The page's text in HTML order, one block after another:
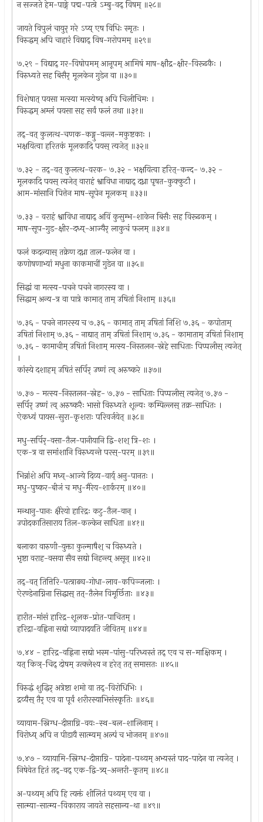
न सज्जते हेम-पाङ्गे पद्म-पत्त्रे ऽम्बु-वद् विषम् ॥२८॥
जायते विपुलं चायुर् गरे ऽप्य् एष विधिः स्मृतः ।
विरुद्धम् अपि चाहारं विद्याद् विष-गरोपमम् ॥२९॥
७.२९ - विद्याद् गर-विषोपमम् आनूपम् आमिषं माष-क्षौद्र-क्षीर-विरूढकैः ।
विरुध्यते सह बिसैर् मूलकेन गुडेन वा ॥३०॥
विशेषात् पयसा मत्स्या मत्स्येष्व् अपि चिलीचिमः ।
विरुद्धम् अम्लं पयसा सह सर्वं फलं तथा ॥३१॥
तद्-वत् कुलत्थ-चणक-कङ्गु-वल्ल-मकुष्टकाः ।
भक्षयित्वा हरितकं मूलकादि पयस् त्यजेत् ॥३२॥
७.३२ - तद्-वत् कुलत्थ-वरक- ७.३२ - भक्षयित्वा हरित्-कन्द- ७.३२ -
मूलकादि पयस् त्यजेत् वाराहं श्वाविधा नाद्याद् दध्ना पृषत-कुक्कुटौ ।
आम-मांसानि पित्तेन माष-सूपेन मूलकम् ॥३३॥
७.३३ - वराहं श्वाविधा नाद्याद् अविं कुसुम्भ-शाकेन बिसैः सह विरूढकम् ।
माष-सूप-गुड-क्षीर-दध्य्-आज्यैर् लाकुचं फलम् ॥३४॥
फलं कदल्यास् तक्रेण दध्ना ताल-फलेन वा ।
कणोषणाभ्यां मधुना काकमाचीं गुडेन वा ॥३५॥
सिद्धां वा मत्स्य-पचने पचने नागरस्य वा ।
सिद्धाम् अन्य-त्र वा पात्रे कामात् ताम् उषितां निशाम् ॥३६॥
७.३६ - पचने नागरस्य च ७.३६ - कामात् ताम् उषितां निशि ७.३६ - कपोताम्
उषितां निशाम् ७.३६ - नाद्यात् ताम् उषितां निशाम् ७.३६ - कामाताम् उषितां निशाम्
७.३६ - कामाचीम् उषितां निशाम् मत्स्य-निस्तलन-स्नेहे साधिताः पिप्पलीस् त्यजेत्
।
कांस्ये दशाहम् उषितं सर्पिर् उष्णं त्व् अरुष्करे ॥३७॥
७.३७ - मत्स्य-निस्तलन-स्नेह- ७.३७ - साधिताः पिप्पलीस् त्यजेत् ७.३७ -
सर्पिर् उष्णं त्व् अरुष्करैः भासो विरुध्यते शूल्यः कम्पिल्लस् तक्र-साधितः ।
ऐकध्यं पायस-सुरा-कृशराः परिवर्जयेत् ॥३८॥
मधु-सर्पिर्-वसा-तैल-पानीयानि द्वि-शश् त्रि-शः ।
एक-त्र वा समांशानि विरुध्यन्ते परस्-परम् ॥३९॥
भिन्नांशे अपि मध्व्-आज्ये दिव्य-वार्य् अनु-पानतः ।
मधु-पुष्कर-बीजं च मधु-मैरेय-शार्करम् ॥४०॥
मन्थानु-पानः क्षैरेयो हारिद्रः कटु-तैल-वान् ।
उपोदकातिसाराय तिल-कल्केन साधिता ॥४१॥
बलाका वारुणी-युक्ता कुल्माषैश् च विरुध्यते ।
भृष्टा वराह-वसया सैव सद्यो निहन्त्य् असून् ॥४२॥
तद्-वत् तित्तिरि-पत्त्राढ्य-गोधा-लाव-कपिञ्जलाः ।
ऐरण्डेनाग्निना सिद्धास् तत्-तैलेन विमूर्छिताः ॥४३॥
हारीत-मांसं हारिद्र-शूलक-प्रोत-पाचितम् ।
हरिद्रा-वह्निना सद्यो व्यापादयति जीवितम् ॥४४॥
७.४४ - हारिद्र-वह्निना सद्यो भस्म-पांसु-परिध्वस्तं तद् एव च स-माक्षिकम् ।
यत् किञ्-चिद् दोषम् उत्क्लेश्य न हरेत् तत् समासतः ॥४५॥
विरुद्धं शुद्धिर् अत्रेष्टा शमो वा तद्-विरोधिभिः ।
द्रव्यैस् तैर् एव वा पूर्वं शरीरस्याभिसंस्कृतिः ॥४६॥
व्यायाम-स्निग्ध-दीप्ताग्नि-वयः-स्थ-बल-शालिनाम् ।
विरोध्य् अपि न पीडायै सात्म्यम् अल्पं च भोजनम् ॥४७॥
७.४७ - व्यायामि-स्निग्ध-दीप्ताग्नि- पादेना-पथ्यम् अभ्यस्तं पाद-पादेन वा त्यजेत् ।
निषेवेत हितं तद्-वद् एक-द्वि-त्र्य्-अन्तरी-कृतम् ॥४८॥
अ-पथ्यम् अपि हि त्यक्तं शीलितं पथ्यम् एव वा ।
सात्म्या-सात्म्य-विकाराय जायते सहसान्य-था ॥४९॥